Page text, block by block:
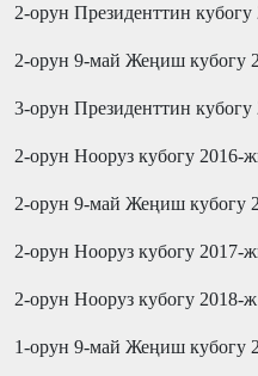
2-орун Президенттин
2-орун 9-май Жеңиш кубогу
3-орун Президенттин
2-орун Нооруз кубогу 2016-
2-орун 9-май Жеңиш кубогу
2-орун Нооруз кубогу 201 7-
2-орун Нооруз кубогу 2018-
1-орун 9-май Жеңиш кубогу